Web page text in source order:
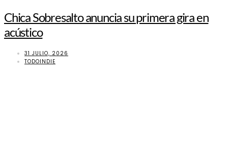
Chica Sobresalto anuncia su primera gira en
acústico
31 JULIO, 2026
TODOINDIE